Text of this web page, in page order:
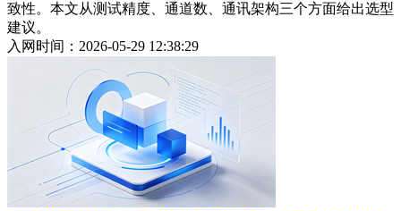
致性。本文从测试精度、通道数、通讯架构三个方面给出选型
建议。
入网时间：2026-05-29 12:38:29